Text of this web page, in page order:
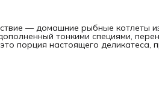
— домашние рыбные котлеты
тонкими специями,
порция настоящего деликатеса,